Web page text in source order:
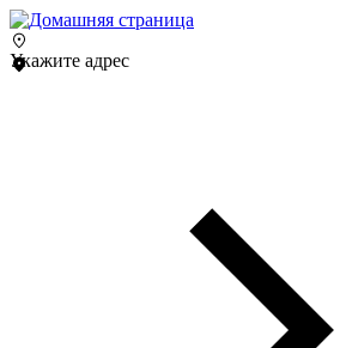
Укажите адрес